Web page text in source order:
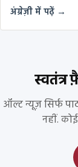
अंग्रेज़ी में पढ़ें →
स्वतंत्र
ऑल्ट न्यूज़ सिर्फ
नहीं.